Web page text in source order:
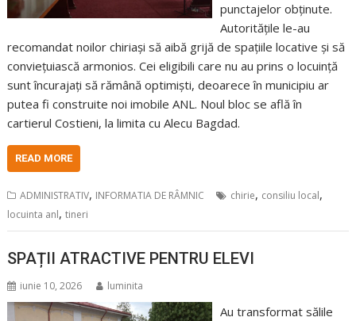
punctajelor obținute.
Autoritățile le-au
recomandat noilor chiriași să aibă grijă de spațiile locative și să
conviețuiască armonios. Cei eligibili care nu au prins o locuință
sunt încurajați să rămână optimiști, deoarece în municipiu ar
putea fi construite noi imobile ANL. Noul bloc se află în
cartierul Costieni, la limita cu Alecu Bagdad.
READ MORE
ADMINISTRATIV, INFORMATIA DE RÂMNIC chirie, consiliu local,
locuinta anl,tineri
SPAȚII ATRACTIVE PENTRU ELEVI
iunie 10, 2026 luminita
Au transformat sălile